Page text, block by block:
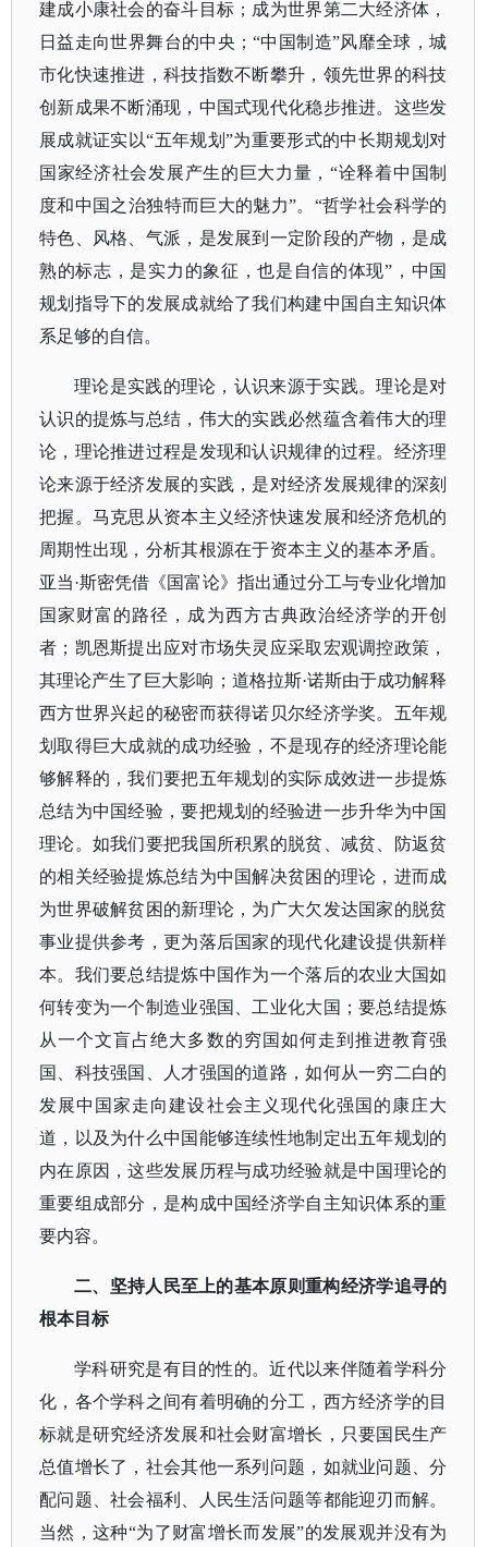
建成小康社会的奋斗目标；成为世界第二大经济体，
日益走向世界舞台的中央；“中国制造”风靡全球，城
市化快速推进，科技指数不断攀升，领先世界的科技
创新成果不断涌现，中国式现代化稳步推进。这些发
展成就证实以“五年规划”为重要形式的中长期规划对
国家经济社会发展产生的巨大力量，“诠释着中国制
度和中国之治独特而巨大的魅力”。“哲学社会科学的
特色、风格、气派，是发展到一定阶段的产物，是成
熟的标志，是实力的象征，也是自信的体现”，中国
规划指导下的发展成就给了我们构建中国自主知识体
系足够的自信。
理论是实践的理论，认识来源于实践。理论是对
认识的提炼与总结，伟大的实践必然蕴含着伟大的理
论，理论推进过程是发现和认识规律的过程。经济理
论来源于经济发展的实践，是对经济发展规律的深刻
把握。马克思从资本主义经济快速发展和经济危机的
周期性出现，分析其根源在于资本主义的基本矛盾。
亚当·斯密凭借《国富论》指出通过分工与专业化增加
国家财富的路径，成为西方古典政治经济学的开创
者；凯恩斯提出应对市场失灵应采取宏观调控政策，
其理论产生了巨大影响；道格拉斯·诺斯由于成功解释
西方世界兴起的秘密而获得诺贝尔经济学奖。五年规
划取得巨大成就的成功经验，不是现存的经济理论能
够解释的，我们要把五年规划的实际成效进一步提炼
总结为中国经验，要把规划的经验进一步升华为中国
理论。如我们要把我国所积累的脱贫、减贫、防返贫
的相关经验提炼总结为中国解决贫困的理论，进而成
为世界破解贫困的新理论，为广大欠发达国家的脱贫
事业提供参考，更为落后国家的现代化建设提供新样
本。我们要总结提炼中国作为一个落后的农业大国如
何转变为一个制造业强国、工业化大国；要总结提炼
从一个文盲占绝大多数的穷国如何走到推进教育强
国、科技强国、人才强国的道路，如何从一穷二白的
发展中国家走向建设社会主义现代化强国的康庄大
道，以及为什么中国能够连续性地制定出五年规划的
内在原因，这些发展历程与成功经验就是中国理论的
重要组成部分，是构成中国经济学自主知识体系的重
要内容。
二、坚持人民至上的基本原则重构经济学追寻的
根本目标
学科研究是有目的性的。近代以来伴随着学科分
化，各个学科之间有着明确的分工，西方经济学的目
标就是研究经济发展和社会财富增长，只要国民生产
总值增长了，社会其他一系列问题，如就业问题、分
配问题、社会福利、人民生活问题等都能迎刃而解。
当然，这种“为了财富增长而发展”的发展观并没有为